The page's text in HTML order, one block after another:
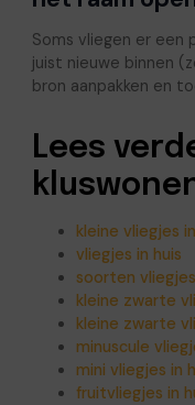
Soms vliegen er een
juist nieuwe binnen
bron aanpakken en
Lees
kleine vliegjes
vliegjes in huis
soorten
kleine zwarte
kleine zwarte
minuscule
mini vliegjes in
fruitvliegjes in